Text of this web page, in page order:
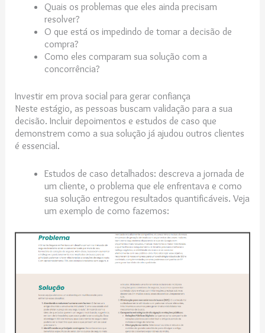
Quais os problemas que eles ainda precisam
resolver?
O que está os impedindo de tomar a decisão de
compra?
Como eles comparam sua solução com a
concorrência?
Investir em prova social para gerar confiança
Neste estágio, as pessoas buscam validação para a sua
decisão. Incluir depoimentos e estudos de caso que
demonstrem como a sua solução já ajudou outros clientes
é essencial.
Estudos de caso detalhados: descreva a jornada de
um cliente, o problema que ele enfrentava e como
sua solução entregou resultados quantificáveis. Veja
um exemplo de como fazemos: